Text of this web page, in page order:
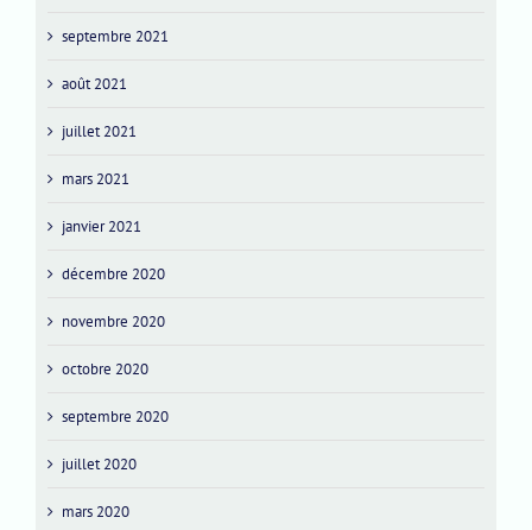
septembre 2021
août 2021
juillet 2021
mars 2021
janvier 2021
décembre 2020
novembre 2020
octobre 2020
septembre 2020
juillet 2020
mars 2020